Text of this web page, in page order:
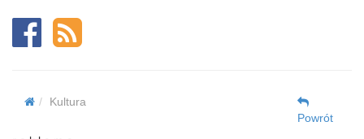
Kultura
Powrót